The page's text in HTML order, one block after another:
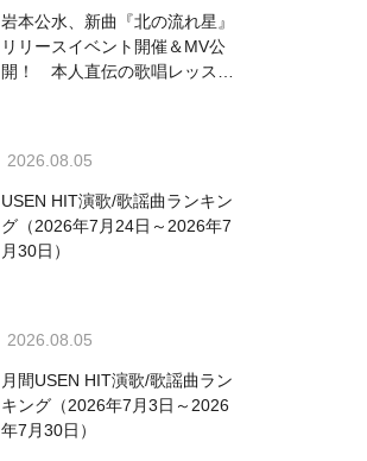
岩本公水、新曲『北の流れ星』
リリースイベント開催＆MV公
開！ 本人直伝の歌唱レッスン
2026.08.05
USEN HIT演歌/歌謡曲ランキン
グ（2026年7月24日～2026年7
月30日）
2026.08.05
月間USEN HIT演歌/歌謡曲ラン
キング（2026年7月3日～2026
年7月30日）